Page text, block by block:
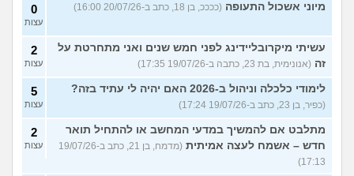
מיוני אשכול התעופה (ככככ, בן 18, כתב ב-20/07/26 16:00) 0
עצות
עשיתי מיקרובליידינג לפני חמש שנים ואני מתחרטת על
זה (אנונימית, בת 23, כתבה ב-19/07/26 17:35)
2
עצות
לימודי כלכלה וניהול ב-2026 האם יהיה לי עתיד בזה?
(כפיר, בן 23, כתב ב-19/07/26 17:24)
5
עצות
מתלבט אם להמשיך במדעי המחשב או להתחיל תואר
חדש – אשמח לעצה אמיתית
(מדמח, בן 21, כתב ב-19/07/26
17:13)
2
עצות